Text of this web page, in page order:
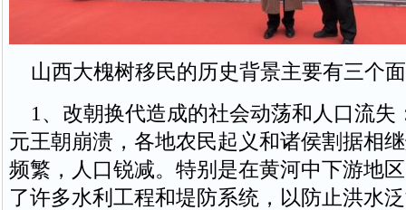
山西大槐树移民的历史背景主要有三个
1、改朝换代造成的社会动荡和人口流失
元王朝崩溃，各地农民起义和诸侯割据相
频繁，人口锐减。特别是在黄河中下游地
了许多水利工程和堤防系统，以防止洪水